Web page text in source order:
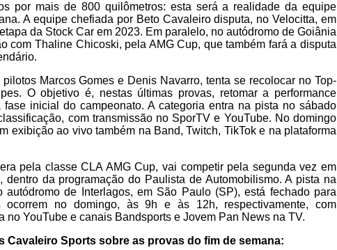
por mais de 800 quilômetros: esta será a realidade da equipe
A equipe chefiada por Beto Cavaleiro disputa, no Velocitta, em
da Stock Car em 2023. Em paralelo, no autódromo de Goiânia
com Thaline Chicoski, pela AMG Cup, que também fará a disputa
Marcos Gomes e Denis Navarro, tenta se recolocar no Top-
O objetivo é, nestas últimas provas, retomar a performance
inicial do campeonato. A categoria entra na pista no sábado
com transmissão no SporTV e YouTube. No domingo
exibição ao vivo também na Band, Twitch, TikTok e na plataforma
pela classe CLA AMG Cup, vai competir pela segunda vez em
da programação do Paulista de Automobilismo. A pista na
de Interlagos, em São Paulo (SP), está fechado para
no domingo, às 9h e às 12h, respectivamente, com
no YouTube e canais Bandsports e Jovem Pan News na TV.
Cavaleiro Sports sobre as provas do fim de semana: